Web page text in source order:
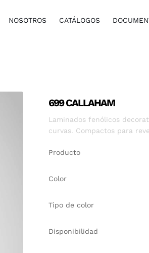
NOSOTROS CATÁLOGOS
699 CALLAHAM
Laminados fenólicos
curvas. Compactos para
Producto
Color
Tipo de color
Disponibilidad